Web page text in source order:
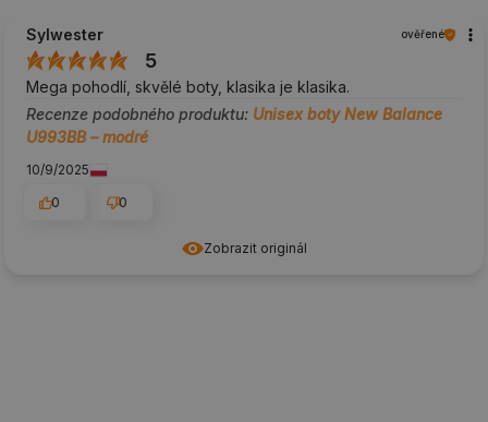
Zobrazit originál
Sylwester ověřené
5
Mega pohodlí, skvělé boty, klasika je klasika.
Recenze podobného produktu: Unisex boty New Balance
U993BB – modré
10/9/2025
0
0